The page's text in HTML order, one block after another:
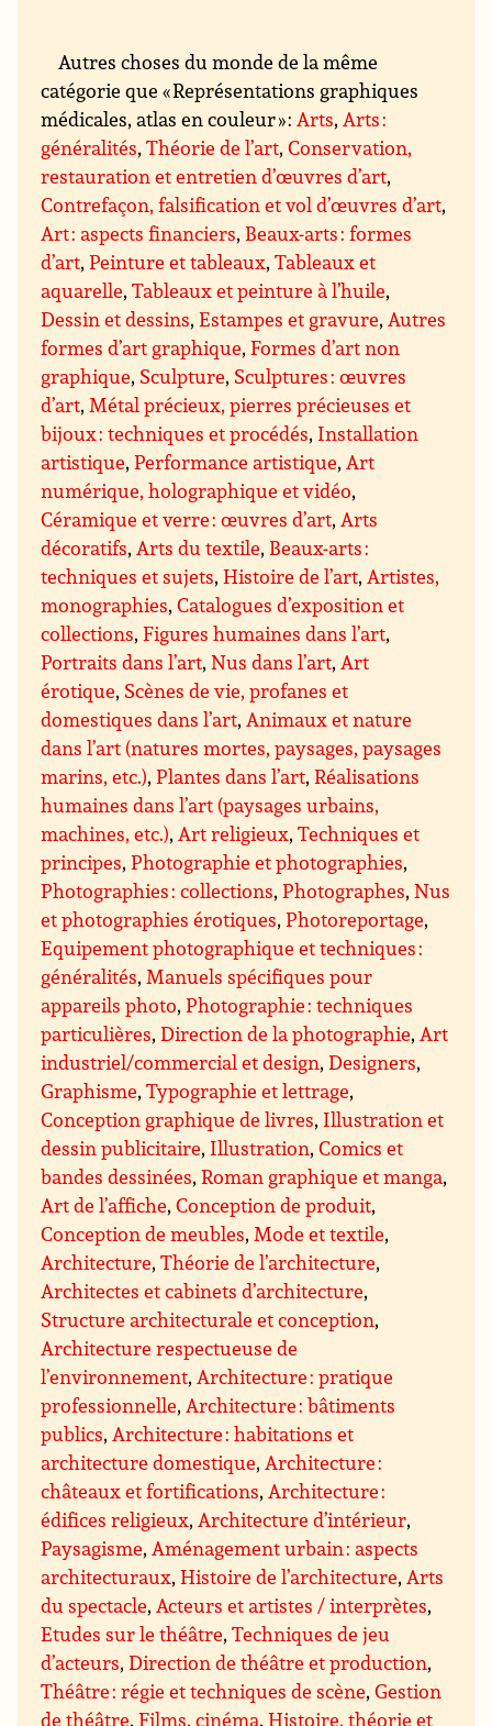
Autres choses du monde de la même
catégorie que « Représentations graphiques
médicales, atlas en couleur » :Arts,Arts :
généralités,Théorie de l’art,Conservation,
restauration et entretien d’œuvres d’art,
Contrefaçon, falsification et vol d’œuvres d’art,
Art : aspects financiers, Beaux-arts : formes
d’art,Peinture et tableaux,Tableaux et
aquarelle,Tableaux et peinture à l’huile,
Dessin et dessins,Estampes et gravure,Autres
formes d’art graphique,Formes d’art non
graphique, Sculpture, Sculptures : œuvres
d’art,Métal précieux, pierres précieuses et
bijoux : techniques et procédés, Installation
artistique,Performance artistique,Art
numérique, holographique et vidéo,
Céramique et verre : œuvres d’art,Arts
décoratifs,Arts du textile, Beaux-arts :
techniques et sujets,Histoire de l’art,Artistes,
monographies,Catalogues d’exposition et
collections,Figures humaines dans l’art,
Portraits dans l’art,Nus dans l’art,Art
érotique, Scènes de vie, profanes et
domestiques dans l’art,Animaux et nature
dans l’art (natures mortes, paysages, paysages
marins, etc.),Plantes dans l’art,Réalisations
humaines dans l’art (paysages urbains,
machines, etc.),Art religieux,Techniques et
principes,Photographie et photographies,
Photographies : collections,Photographes,Nus
et photographies érotiques,Photoreportage,
Equipement photographique et techniques :
généralités,Manuels spécifiques pour
appareils photo,Photographie : techniques
particulières,Direction de la photographie,Art
industriel/commercial et design,Designers,
Graphisme,Typographie et lettrage,
Conception graphique de livres, Illustration et
dessin publicitaire, Illustration,Comics et
bandes dessinées,Roman graphique et manga,
Art de l’affiche,Conception de produit,
Conception de meubles,Mode et textile,
Architecture,Théorie de l’architecture,
Architectes et cabinets d’architecture,
Structure architecturale et conception,
Architecture respectueuse de
l’environnement,Architecture : pratique
professionnelle,Architecture : bâtiments
publics,Architecture : habitations et
architecture domestique,Architecture :
châteaux et fortifications,Architecture :
édifices religieux,Architecture d’intérieur,
Paysagisme,Aménagement urbain : aspects
architecturaux,Histoire de l’architecture,Arts
du spectacle,Acteurs et artistes / interprètes,
Etudes sur le théâtre,Techniques de jeu
d’acteurs,Direction de théâtre et production,
Théâtre : régie et techniques de scène,Gestion
de théâtre,Films, cinéma,Histoire, théorie et